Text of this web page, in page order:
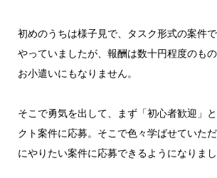
初めのうちは様子見で、タスク形式の案件
やっていましたが、報酬は数十円程度のも
お小遣いにもなりません。
そこで勇気を出して、まず「初心者歓迎」
クト案件に応募。そこで色々学ばせていた
にやりたい案件に応募できるようになりまし